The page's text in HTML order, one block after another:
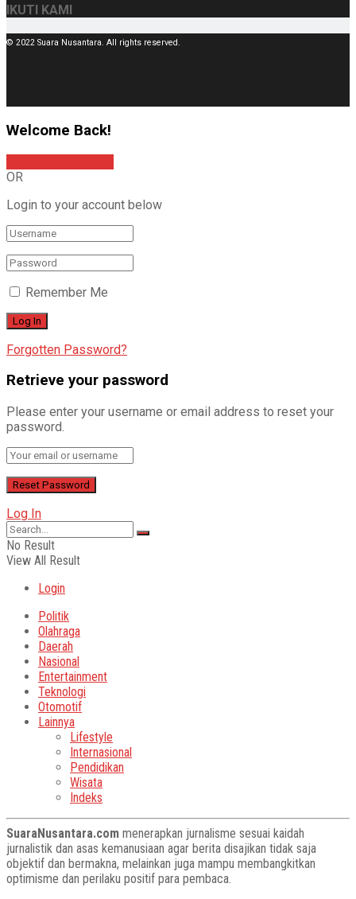
IKUTI KAMI
© 2022 Suara Nusantara. All rights reserved.
Welcome Back!
OR
Login to your account below
Remember Me
Forgotten Password?
Retrieve your password
Please enter your username or email address to reset your
password.
Log In
No Result
View All Result
Login
Politik
Olahraga
Daerah
Nasional
Entertainment
Teknologi
Otomotif
Lainnya
Lifestyle
Internasional
Pendidikan
Wisata
Indeks
SuaraNusantara.com menerapkan jurnalisme sesuai kaidah
jurnalistik dan asas kemanusiaan agar berita disajikan tidak saja
objektif dan bermakna, melainkan juga mampu membangkitkan
optimisme dan perilaku positif para pembaca.